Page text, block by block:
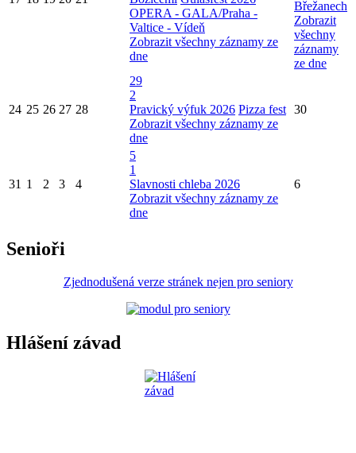
OPERA - GALA/Praha -
Valtice - Vídeň
Zobrazit všechny záznamy ze
dne
Břežanech
Zobrazit
všechny
záznamy
ze dne
24 25 26 27 28
29
2
Pravický výfuk 2026 Pizza fest
Zobrazit všechny záznamy ze
dne
30
31 1 2 3 4
5
1
Slavnosti chleba 2026
Zobrazit všechny záznamy ze
dne
6
Senioři
Zjednodušená verze stránek nejen pro seniory
Hlášení závad